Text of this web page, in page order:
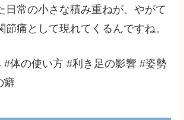
日常の小さな積み重ねが、やがて
節痛として現れてくるんですね。
#体の使い方 #利き足の影響 #姿勢
癖